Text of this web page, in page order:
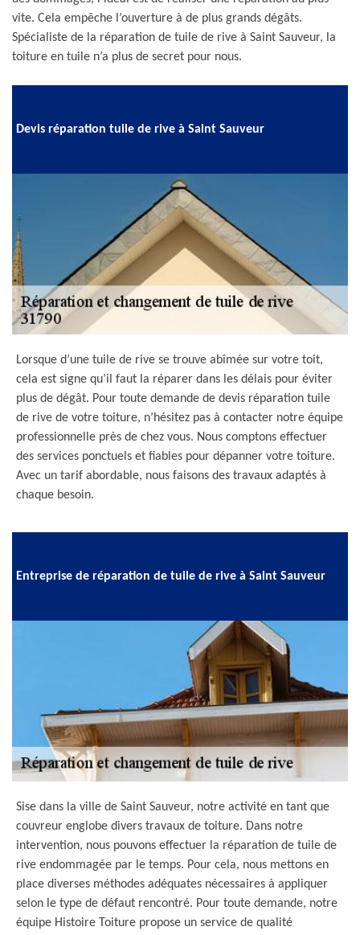
vite. Cela empêche l’ouverture à de plus grands dégâts.
Spécialiste de la réparation de tuile de rive à Saint Sauveur, la
toiture en tuile n’a plus de secret pour nous.
Devis réparation tuile de rive à Saint Sauveur
Lorsque d’une tuile de rive se trouve abîmée sur votre toit,
cela est signe qu’il faut la réparer dans les délais pour éviter
plus de dégât. Pour toute demande de devis réparation tuile
de rive de votre toiture, n’hésitez pas à contacter notre équipe
professionnelle près de chez vous. Nous comptons effectuer
des services ponctuels et fiables pour dépanner votre toiture.
Avec un tarif abordable, nous faisons des travaux adaptés à
chaque besoin.
Entreprise de réparation de tuile de rive à Saint Sauveur
Sise dans la ville de Saint Sauveur, notre activité en tant que
couvreur englobe divers travaux de toiture. Dans notre
intervention, nous pouvons effectuer la réparation de tuile de
rive endommagée par le temps. Pour cela, nous mettons en
place diverses méthodes adéquates nécessaires à appliquer
selon le type de défaut rencontré. Pour toute demande, notre
équipe Histoire Toiture propose un service de qualité